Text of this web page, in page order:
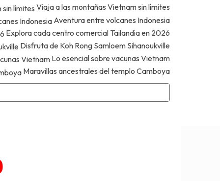
Viaja a las montañas Vietnam sin límites
Aventura entre volcanes Indonesia
Explora cada centro comercial Tailandia en 2026
Disfruta de Koh Rong Samloem Sihanoukville
Lo esencial sobre vacunas Vietnam
Maravillas ancestrales del templo Camboya